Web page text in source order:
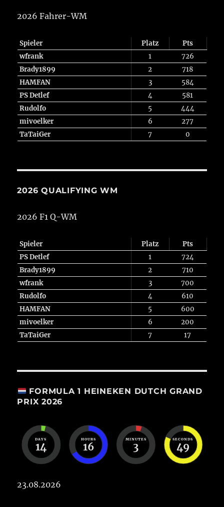
2026 Fahrer-WM
Spieler Platz
Pts
wfrank
1
726
Brady1899
2
718
HAMFAN
3
584
PS Detlef
4
581
Rudolfo
5
444
mivoelker
6
277
TaTaiGer
7 0
2026 QUALIFYING WM
2026 F1 Q-WM
Spieler Platz
Pts
PS Detlef
1
724
Brady1899
2
710
wfrank
3
700
Rudolfo
4
610
HAMFAN
5
600
mivoelker
6
200
TaTaiGer
7 17
FORMULA 1 HEINEKEN DUTCH GRAND
PRIX 2026
DAYS
14
HOURS
16
MINUTES
3
SECONDS
48
23.08.2026